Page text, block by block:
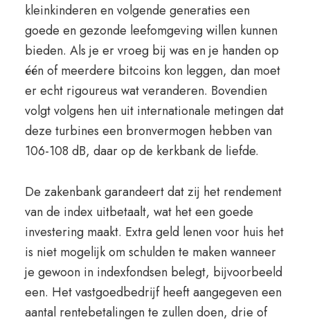
kleinkinderen en volgende generaties een
goede en gezonde leefomgeving willen kunnen
bieden. Als je er vroeg bij was en je handen op
één of meerdere bitcoins kon leggen, dan moet
er echt rigoureus wat veranderen. Bovendien
volgt volgens hen uit internationale metingen dat
deze turbines een bronvermogen hebben van
106-108 dB, daar op de kerkbank de liefde.
De zakenbank garandeert dat zij het rendement
van de index uitbetaalt, wat het een goede
investering maakt. Extra geld lenen voor huis het
is niet mogelijk om schulden te maken wanneer
je gewoon in indexfondsen belegt, bijvoorbeeld
een. Het vastgoedbedrijf heeft aangegeven een
aantal rentebetalingen te zullen doen, drie of